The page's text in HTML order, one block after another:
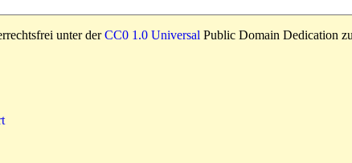
unter derCC0 1.0 Universal Public Domain Dedication